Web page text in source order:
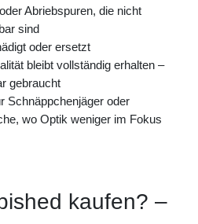
Abriebspuren, die nicht
sind
oder ersetzt
bleibt vollständig erhalten –
gebraucht
Schnäppchenjäger oder
wo Optik weniger im Fokus
kaufen? –